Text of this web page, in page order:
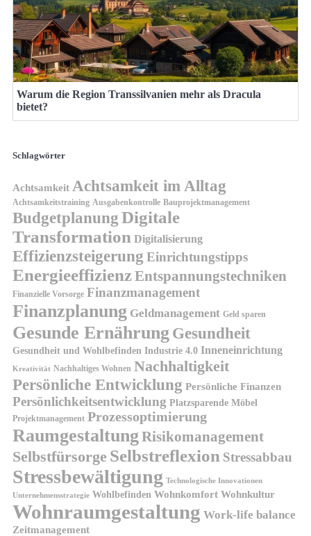
Warum die Region Transsilvanien mehr als Dracula
bietet?
Schlagwörter
Achtsamkeit Achtsamkeit im Alltag
Achtsamkeitstraining Ausgabenkontrolle Bauprojektmanagement
BudgetplanungDigitale
Transformation Digitalisierung
Effizienzsteigerung Einrichtungstipps
EnergieeffizienzEntspannungstechniken
Finanzielle Vorsorge Finanzmanagement
Finanzplanung Geldmanagement Geld sparen
Gesunde Ernährung Gesundheit
Gesundheit und Wohlbefinden Industrie 4.0 Inneneinrichtung
Kreativität Nachhaltiges Wohnen Nachhaltigkeit
Persönliche Entwicklung Persönliche Finanzen
Persönlichkeitsentwicklung Platzsparende Möbel
Projektmanagement Prozessoptimierung
Raumgestaltung Risikomanagement
Selbstfürsorge Selbstreflexion Stressabbau
Stressbewältigung Technologische Innovationen
Unternehmensstrategie Wohlbefinden Wohnkomfort Wohnkultur
Wohnraumgestaltung Work-life balance
Zeitmanagement